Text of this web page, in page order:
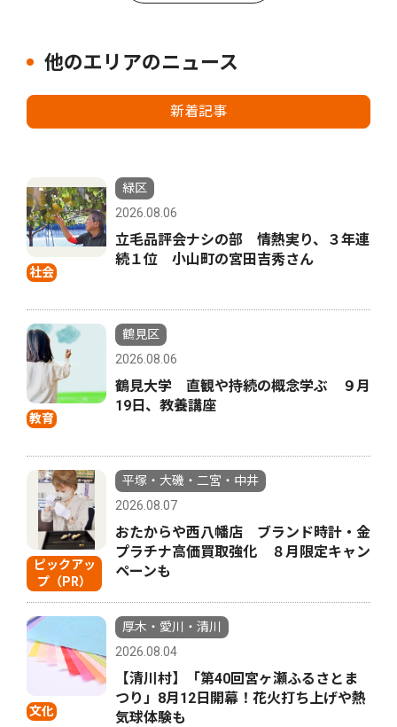
他のエリアのニュース
新着記事
社会
緑区
2026.08.06
立毛品評会ナシの部 情熱実り、３年連
続１位 小山町の宮田吉秀さん
教育
鶴見区
2026.08.06
鶴見大学 直観や持続の概念学ぶ ９月
19日、教養講座
ピックアッ
プ（PR）
平塚・大磯・二宮・中井
2026.08.07
おたからや西八幡店 ブランド時計・金
プラチナ高価買取強化 ８月限定キャン
ペーンも
文化
厚木・愛川・清川
2026.08.04
【清川村】「第40回宮ヶ瀬ふるさとま
つり」8月12日開幕！花火打ち上げや熱
気球体験も